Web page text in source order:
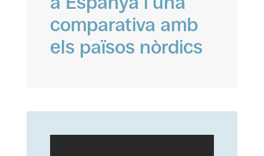
comparativa amb
els països nòrdics